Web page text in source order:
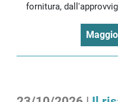
fornitura,